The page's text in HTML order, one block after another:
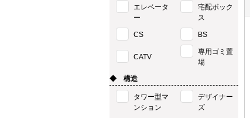
エレベータ
ー
宅配ボック
ス
CS BS
CATV
専用ゴミ置
場
◆ 構造
タワー型マ
ンション
デザイナー
ズ